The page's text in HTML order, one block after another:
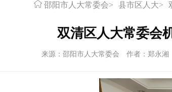
邵阳市人大常委会> 县市区人大>
双清区人大常委会
来源：邵阳市人大常委会 作者：郑永湘